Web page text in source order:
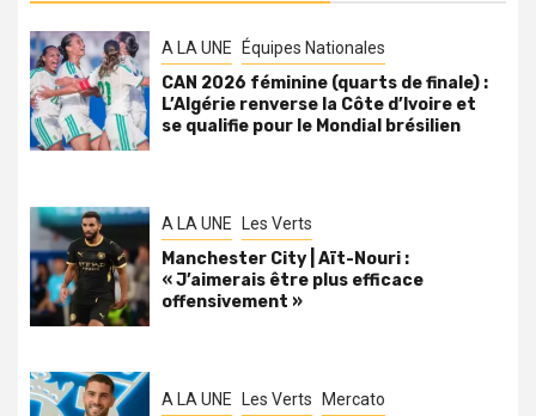
A LA UNE Équipes Nationales
CAN 2026 féminine (quarts de finale) :
L’Algérie renverse la Côte d’Ivoire et
se qualifie pour le Mondial brésilien
A LA UNE Les Verts
Manchester City | Aït-Nouri :
« J’aimerais être plus efficace
offensivement »
A LA UNE Les Verts Mercato